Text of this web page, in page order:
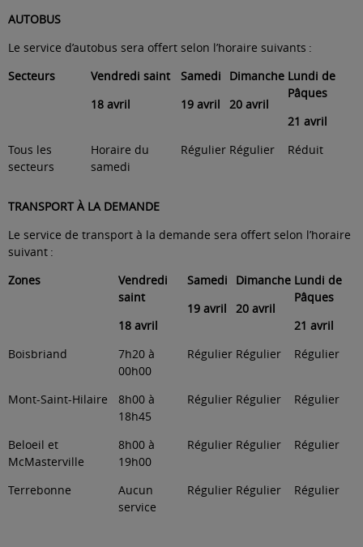
AUTOBUS
Le service d’autobus sera offert selon l’horaire suivants :
Secteurs
Vendredi saint
18 avril
Samedi
19 avril
Dimanche
20 avril
Lundi de
Pâques
21 avril
Tous les
secteurs
Horaire du
samedi
Régulier Régulier Réduit
TRANSPORT À LA DEMANDE
Le service de transport à la demande sera offert selon l’horaire
suivant :
Zones
Vendredi
saint
18 avril
Samedi
19 avril
Dimanche
20 avril
Lundi de
Pâques
21 avril
Boisbriand
7h20 à
00h00
Régulier Régulier Régulier
Mont-Saint-Hilaire
8h00 à
18h45
Régulier Régulier Régulier
Beloeil et
McMasterville
8h00 à
19h00
Régulier Régulier Régulier
Terrebonne
Aucun
service
Régulier Régulier Régulier